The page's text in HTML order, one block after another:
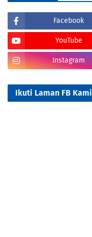
Facebook
YouTube
Instagram
Ikuti Laman FB Kami